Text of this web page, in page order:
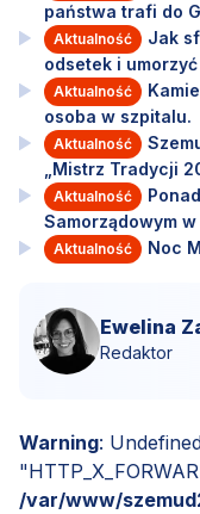
państwa trafi do
Aktualność
Jak
odsetek i
Aktualność
osoba w szpitalu.
Aktualność
„Mistrz Tradycji
Aktualność
Samorządowym
Aktualność Noc
Ewelina
Redaktor
Warning:
/var/www/